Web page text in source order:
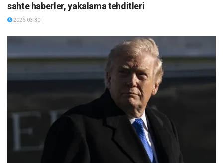
sahte haberler, yakalama tehditleri
2026-03-30